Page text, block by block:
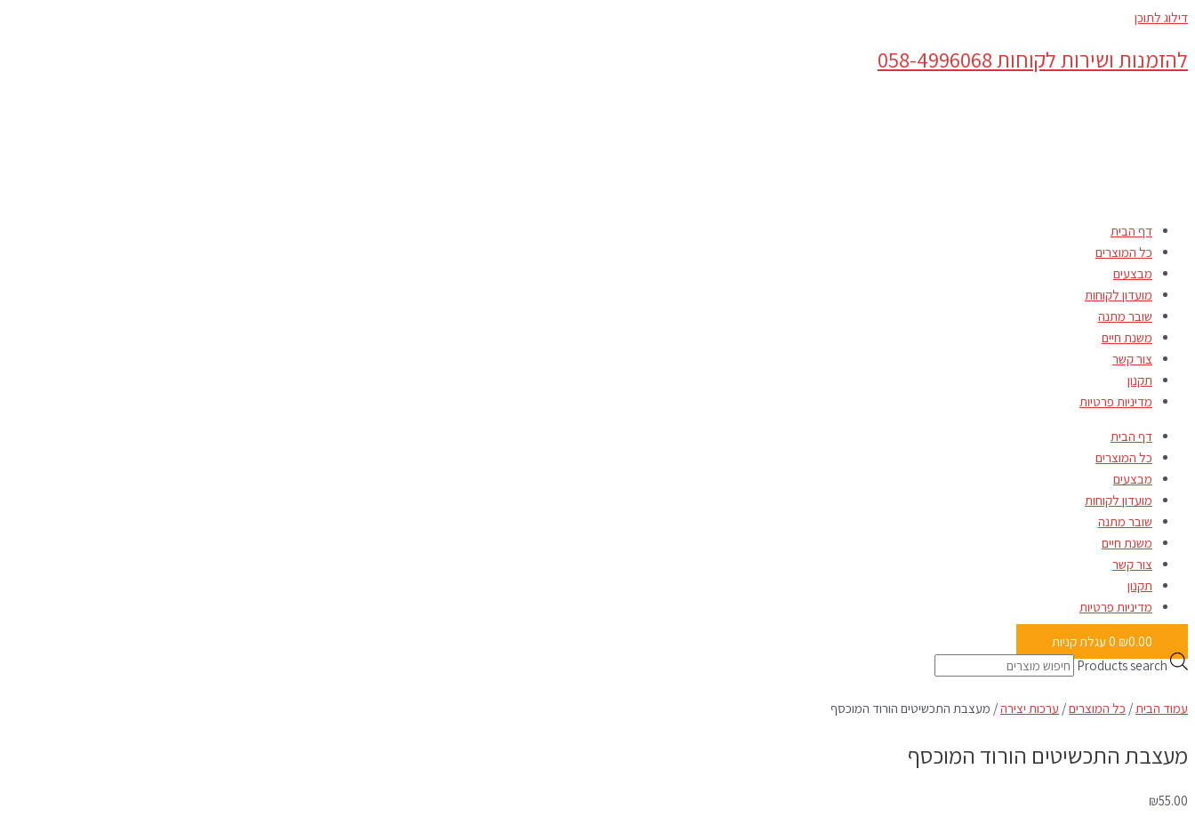
דילוג לתוכן
להזמנות ושירות לקוחות 058-4996068
דף הבית
כל המוצרים
מבצעים
מועדון לקוחות
שובר מתנה
משנת חיים
צור קשר
תקנון
מדיניות פרטיות
דף הבית
כל המוצרים
מבצעים
מועדון לקוחות
שובר מתנה
משנת חיים
צור קשר
תקנון
מדיניות פרטיות
₪0.00
0 עגלת קניות
Products search
עמוד הבית/ כל המוצרים/ ערכות יצירה/ מעצבת התכשיטים הורוד המוכסף
מעצבת התכשיטים הורוד המוכסף
₪55.00